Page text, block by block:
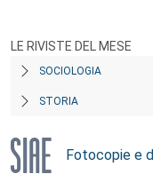
LE RIVISTE DEL MESE
SOCIOLOGIA
STORIA
Fotocopie e